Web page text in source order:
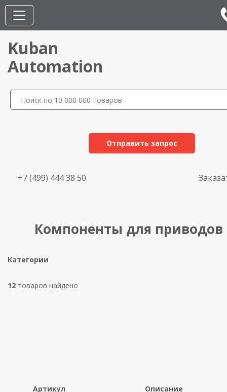
Kuban
Automation
Отправить запрос
+7 (499) 444 38 50
Компоненты для приводов
Категории
12 товаров найдено
Артикул Описание